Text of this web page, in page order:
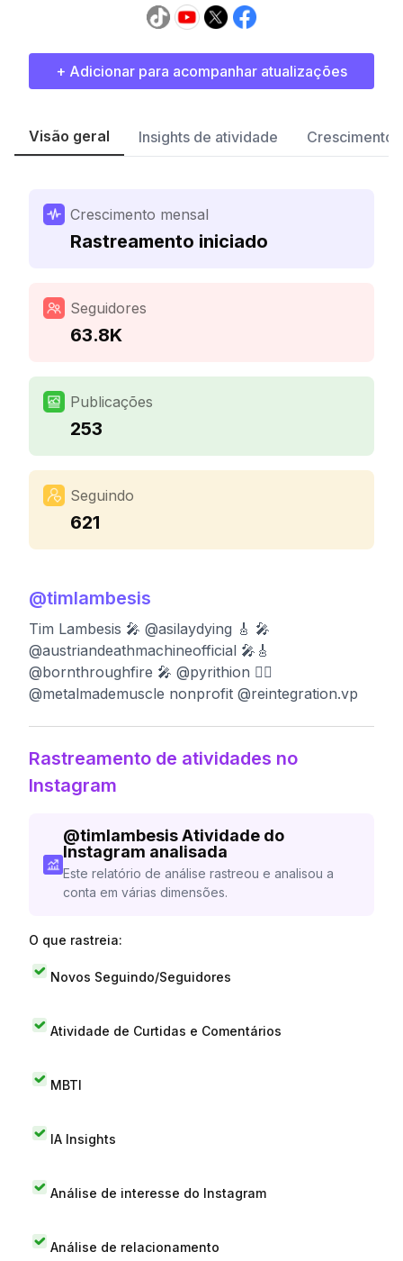
+ Adicionar para acompanhar atualizações
Visão geral Insights de atividade Crescimento
Crescimento mensal
Rastreamento iniciado
Seguidores
63.8K
Publicações
253
Seguindo
621
@timlambesis
Tim Lambesis 🎤 @asilaydying 🎸 🎤
@austriandeathmachineofficial 🎤🎸
@bornthroughfire 🎤 @pyrithion 🏋️‍♂️
@metalmademuscle nonprofit @reintegration.vp
Rastreamento de atividades no
Instagram
@timlambesis Atividade do
Instagram analisada
Este relatório de análise rastreou e analisou a
conta em várias dimensões.
O que rastreia:
Novos Seguindo/Seguidores
Atividade de Curtidas e Comentários
MBTI
IA Insights
Análise de interesse do Instagram
Análise de relacionamento